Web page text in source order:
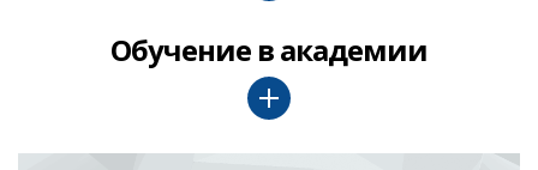
Обучение в академии